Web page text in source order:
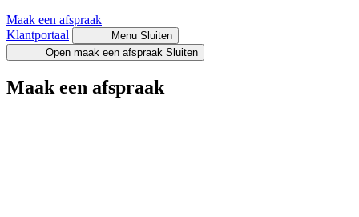
Maak een afspraak
Klantportaal
Menu Sluiten
Open maak een afspraak Sluiten
Maak een afspraak